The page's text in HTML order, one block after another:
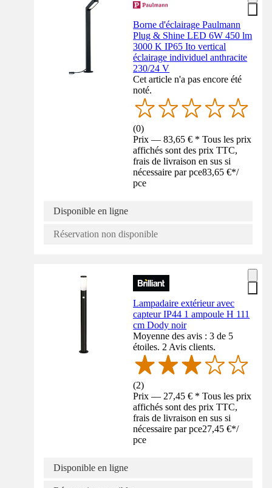
Borne d'éclairage Paulmann
Plug & Shine LED 6W 450 lm
3000 K IP65 Ito vertical
éclairage individuel anthracite
230/24 V
Cet article n'a pas encore été
noté.
(0)
Prix — 83,65 € * Tous les prix
affichés sont des prix TTC,
frais de livraison en sus si
nécessaire par pce83,65 €*/
pce
Disponible en ligne
Réservation non disponible
Lampadaire extérieur avec
capteur IP44 1 ampoule H 111
cm Dody noir
Moyenne des avis : 3 de 5
étoiles. 2 Avis clients.
(2)
Prix — 27,45 € * Tous les prix
affichés sont des prix TTC,
frais de livraison en sus si
nécessaire par pce27,45 €*/
pce
Disponible en ligne